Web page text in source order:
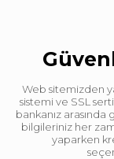
Web sitemizden
sistemi ve SSL
bankanız
bilgileriniz her
yaparken